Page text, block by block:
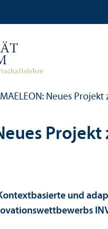
Neues
und